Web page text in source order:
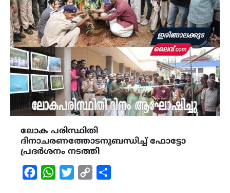
ലോക പരിസ്ഥിതി
ദിനാചരണത്തോടനുബന്ധിച്ച് ഫോട്ടോ
പ്രദർശനം നടത്തി
FacebookWhatsAppTwitterCopy